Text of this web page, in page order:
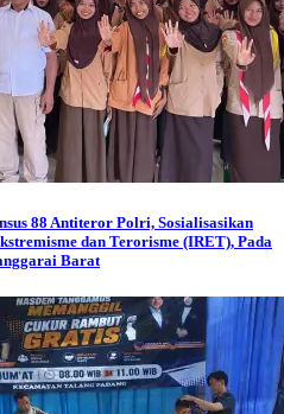
88 Antiteror Polri, Sosialisasikan
dan Terorisme (IRET), Pada
Barat